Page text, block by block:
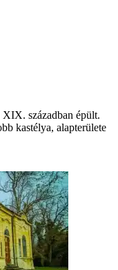
XIX. században épült.
kastélya, alapterülete